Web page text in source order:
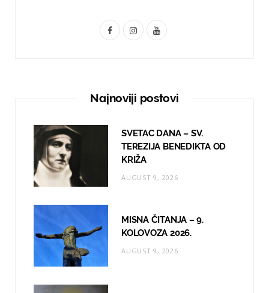
F
I
t
g
r
a
Y
T
b
e
Najnoviji postovi
SVETAC DANA – SV.
TEREZIJA BENEDIKTA OD
KRIŽA
AUGUST 9, 2026
MISNA ČITANJA – 9.
KOLOVOZA 2026.
AUGUST 9, 2026